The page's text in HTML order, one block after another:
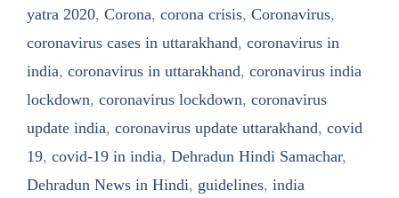
yatra 2020, Corona, corona crisis, Coronavirus,
coronavirus cases in uttarakhand, coronavirus in
india, coronavirus in uttarakhand, coronavirus india
lockdown, coronavirus lockdown, coronavirus
update india, coronavirus update uttarakhand, covid
19, covid-19 in india, Dehradun Hindi Samachar,
Dehradun News in Hindi, guidelines, india